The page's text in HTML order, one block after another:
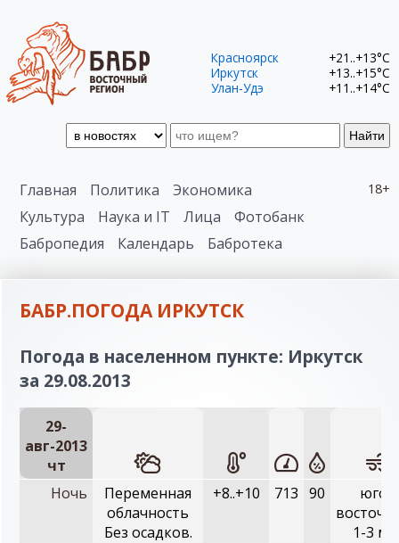
Найти
Красноярск
+21..+13°C
Иркутск
+13..+15°C
Улан-Удэ
+11..+14°C
18+
Главная Политика
Экономика
Культура
Наука и IT Лица
Фотобанк
Бабропедия
Календарь Бабротека
БАБР.ПОГОДА ИРКУТСК
Погода в населенном пункте: Иркутск
за 29.08.2013
29-
авг-2013
чт
Ночь
Переменная
облачность
Без осадков.
+8..+10 713 90
юго-
1-3 м/с